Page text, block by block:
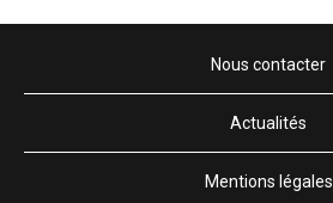
Nous contacter
Actualités
Mentions légales